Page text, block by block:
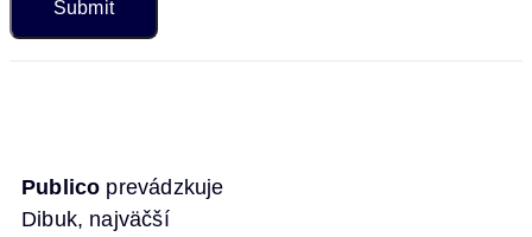
Publico prevádzkuje
Dibuk, najväčší